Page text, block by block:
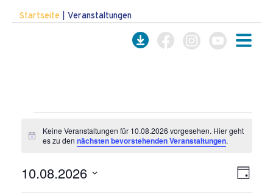
Startseite Veranstaltungen
für
10.08.2026
Hinweis
Keine Veranstaltungen für 10.08.2026 vorgesehen. Hier geht
es zu den nächsten bevorstehenden Veranstaltungen.
Tag
10.08.2026